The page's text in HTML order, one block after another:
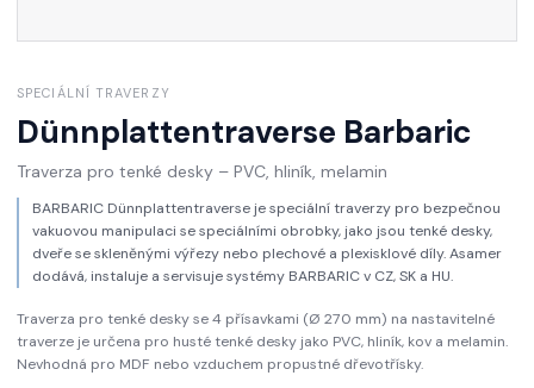
SPECIÁLNÍ TRAVERZY
Dünnplattentraverse Barbaric
Traverza pro tenké desky – PVC, hliník, melamin
BARBARIC Dünnplattentraverse je speciální traverzy pro bezpečnou
vakuovou manipulaci se speciálními obrobky, jako jsou tenké desky,
dveře se skleněnými výřezy nebo plechové a plexisklové díly. Asamer
dodává, instaluje a servisuje systémy BARBARIC v CZ, SK a HU.
Traverza pro tenké desky se 4 přísavkami (Ø 270 mm) na nastavitelné
traverze je určena pro husté tenké desky jako PVC, hliník, kov a melamin.
Nevhodná pro MDF nebo vzduchem propustné dřevotřísky.